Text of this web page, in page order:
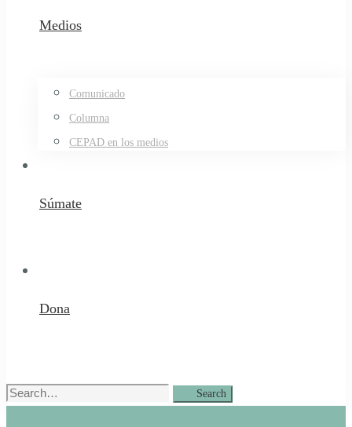
Medios
Comunicado
Columna
CEPAD en los medios
Súmate
Dona
Search
Search